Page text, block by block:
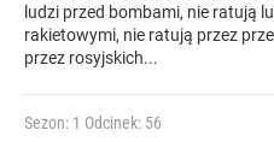
ludzi przed bombami, nie ratują
rakietowymi, nie ratują przez
przez rosyjskich...
Sezon: 1 Odcinek: 56